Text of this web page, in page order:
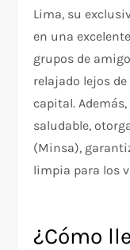
Lima, su
en una
grupos de
relajado lejos
capital.
saludable,
(Minsa),
limpia para los
¿Cómo